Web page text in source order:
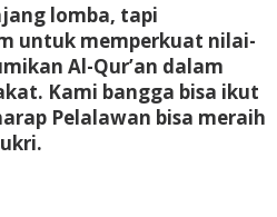
lomba, tapi
untuk memperkuat nilai-
Al-Qur’an dalam
Kami bangga bisa ikut
Pelalawan bisa meraih